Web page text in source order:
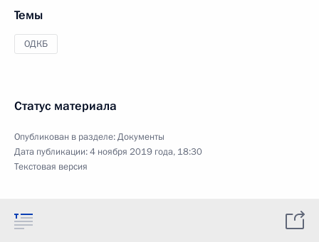
Темы
ОДКБ
Статус материала
Опубликован в разделе:Документы
Дата публикации:4 ноября 2019 года, 18:30
Текстовая версия